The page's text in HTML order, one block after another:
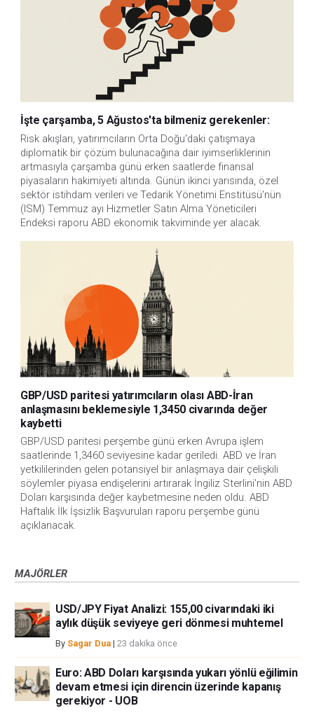
İşte çarşamba, 5 Ağustos'ta bilmeniz gerekenler:
Risk akışları, yatırımcıların Orta Doğu'daki çatışmaya
diplomatik bir çözüm bulunacağına dair iyimserliklerinin
artmasıyla çarşamba günü erken saatlerde finansal
piyasaların hakimiyeti altında. Günün ikinci yarısında, özel
sektör istihdam verileri ve Tedarik Yönetimi Enstitüsü'nün
(ISM) Temmuz ayı Hizmetler Satın Alma Yöneticileri
Endeksi raporu ABD ekonomik takviminde yer alacak.
GBP/USD paritesi yatırımcıların olası ABD-İran
anlaşmasını beklemesiyle 1,3450 civarında değer
kaybetti
GBP/USD paritesi perşembe günü erken Avrupa işlem
saatlerinde 1,3460 seviyesine kadar geriledi. ABD ve İran
yetkililerinden gelen potansiyel bir anlaşmaya dair çelişkili
söylemler piyasa endişelerini artırarak İngiliz Sterlini'nin ABD
Doları karşısında değer kaybetmesine neden oldu. ABD
Haftalık İlk İşsizlik Başvuruları raporu perşembe günü
açıklanacak.
MAJÖRLER
USD/JPY Fiyat Analizi: 155,00 civarındaki iki
aylık düşük seviyeye geri dönmesi muhtemel
By Sagar Dua | 23 dakika önce
Euro: ABD Doları karşısında yukarı yönlü eğilimin
devam etmesi için direncin üzerinde kapanış
gerekiyor - UOB